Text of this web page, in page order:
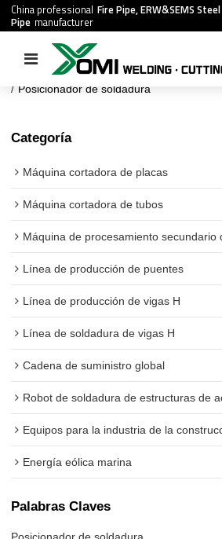
China professional Fire Pipe, ERW&SEMS Steel
Pipe manufacturer
todos / Cadena de suministro
/ Posicionador de soldadura
Categoría
Máquina cortadora de placas
Máquina cortadora de tubos
Máquina de procesamiento secundario
Línea de producción de puentes
Línea de producción de vigas H
Línea de soldadura de vigas H
Cadena de suministro global
Robot de soldadura de estructuras de
Equipos para la industria de la
Energía eólica marina
Palabras Claves